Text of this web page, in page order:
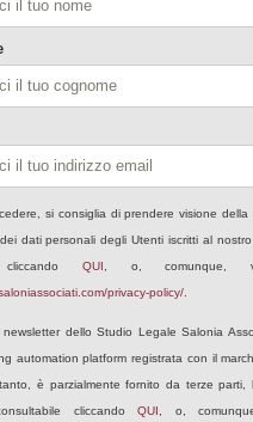
si consiglia di prendere visione della
dati personali degli Utenti iscritti al
cliccando QUI , o, comunque,
privacy-policy/
newsletter dello Studio Legale Salonia
automation platform registrata con il
è parzialmente fornito da terze parti,
cliccandoQUI , o,